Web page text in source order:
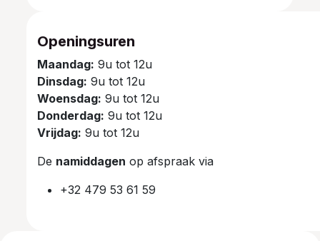
Openingsuren
Maandag: 9u tot 12u
Dinsdag: 9u tot 12u
Woensdag: 9u tot 12u
Donderdag: 9u tot 12u
Vrijdag: 9u tot 12u
De namiddagen op afspraak via
+32 479 53 61 59